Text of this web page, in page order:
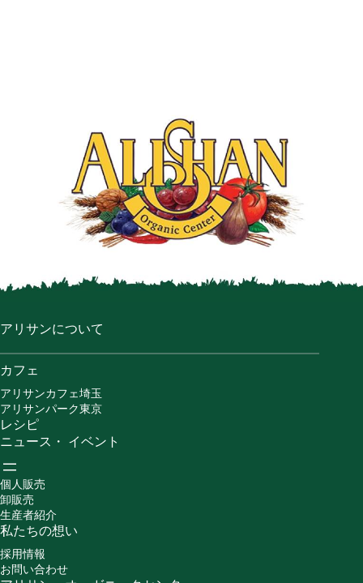
アリサンについて
カフェ
アリサンカフェ埼玉
アリサンパーク東京
レシピ
ニュース・ イベント
個人販売
卸販売
生産者紹介
私たちの想い
採用情報
お問い合わせ